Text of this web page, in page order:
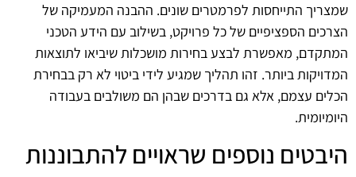
שמצריך התייחסות לפרמטרים שונים. ההבנה המעמיקה של
הצרכים הספציפיים של כל פרויקט, בשילוב עם הידע הטכני
המתקדם, מאפשרת לבצע בחירות מושכלות שיביאו לתוצאות
המדויקות ביותר. זהו תהליך שמגיע לידי ביטוי לא רק בבחירת
הכלים עצמם, אלא גם בדרכים שבהן הם משולבים בעבודה
היומיומית.
היבטים נוספים שראויים להתבוננות